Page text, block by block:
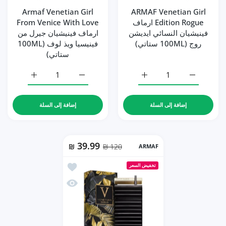
ARMAF Venetian Girl
Edition Rogue ارماف
فينيشيان النسائي ايديشن
روج (100ML ستاتي)
زيادة كمية ARMAF Venetian Girl Edition Rogue ارماف فينيشيان النسائي ايديشن روج (100ML ستاتي) Default Title زيادة كمية ARMAF Venetian Girl Edition Rogue ارماف فينيشيان النسائي ايديشن روج (100ML ستاتي) Default Title
إضافة إلى السلة
Armaf Venetian Girl
From Venice With Love
ارماف فينيشيان جيرل من
فينيسيا ويذ لوف (100ML
ستاتي)
زيادة كمية Armaf Venetian Girl From Venice With Love ارماف فينيشيان جيرل من فينيسيا ويذ لوف (100ML ستاتي) Default Title زيادة كمية Armaf Venetian Girl From Venice With Love ارماف فينيشيان جيرل من فينيسيا ويذ لوف (100ML ستاتي) Default Title
إضافة إلى السلة
ARMAF
39.99
₪ 120 ₪
تخفيض السعر
أضف إلى المفضلة Armaf Venetian Gold ارماف فينيشيان جولد (100ML ستاتي)
نظرة سريعة Armaf Venetian Gold ارماف فينيشيان جولد (100ML ستاتي)